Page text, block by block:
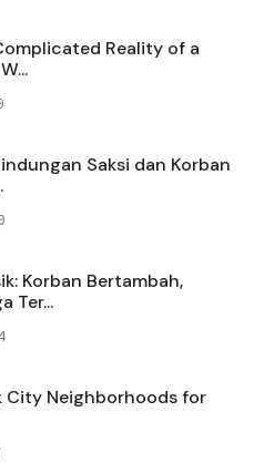
Reality of a
Saksi dan Korban
Korban Bertambah,
Ter...
City Neighborhoods for